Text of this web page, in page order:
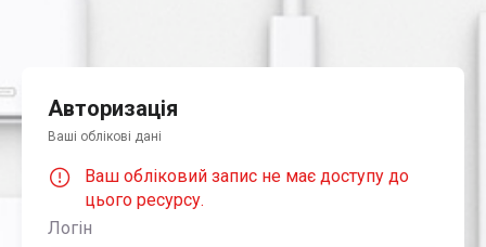
Авторизація
Ваші облікові дані
Ваш обліковий запис не має доступу до
цього ресурсу.
Логін